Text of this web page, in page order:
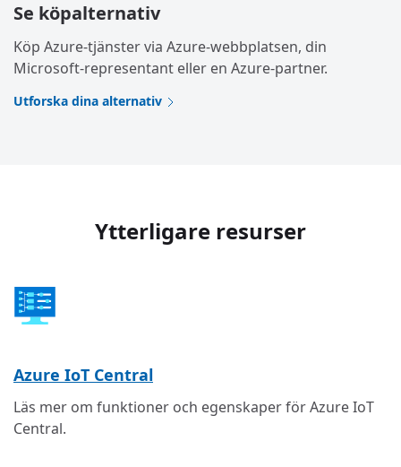
Se köpalternativ
Köp Azure-tjänster via Azure-webbplatsen, din
Microsoft-representant eller en Azure-partner.
Utforska dina alternativ
Ytterligare resurser
Azure IoT Central
Läs mer om funktioner och egenskaper för Azure IoT
Central.